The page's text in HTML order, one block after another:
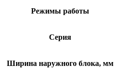
Режимы работы
Серия
Ширина наружного блока, мм